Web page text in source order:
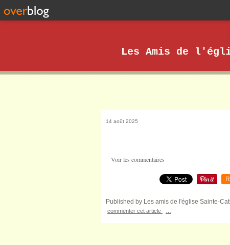
Les Amis de
14 août 2025
Voir les commentaires
Published by Les amis de l'église Sainte-
commenter cet article